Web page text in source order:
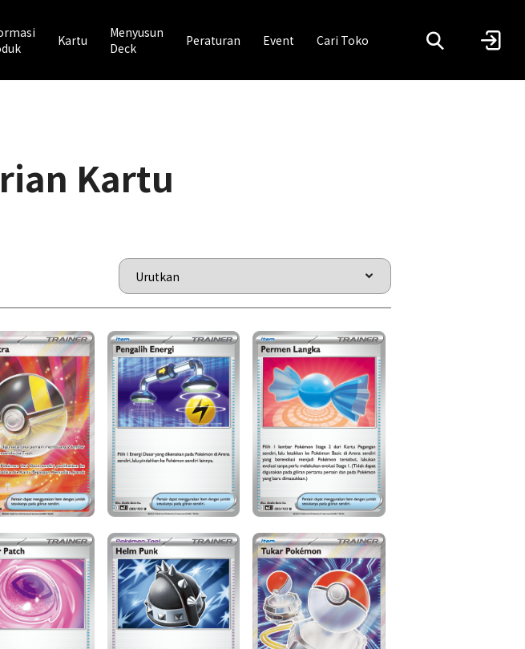
Kartu
Menyusun
Deck
Peraturan Event Cari Toko
Kartu